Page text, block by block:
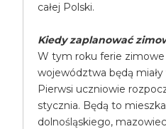
całej Polski.
Kiedy zaplanować
​W tym roku ferie
województwa będą
Pierwsi uczniowie
stycznia. Będą to
dolnośląskiego,